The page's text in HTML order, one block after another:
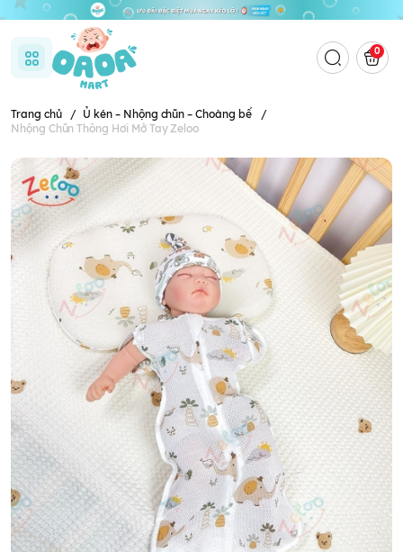
0
Trang chủ / Ủ kén – Nhộng chũn – Choàng bế
/
Nhộng Chũn Thông Hơi Mở Tay Zeloo